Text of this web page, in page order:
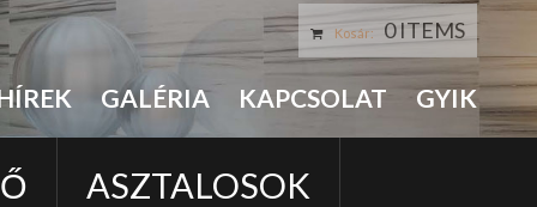
GALÉRIA KAPCSOLAT GYIK
Kosár: 0 ITEMS
ASZTALOSOK